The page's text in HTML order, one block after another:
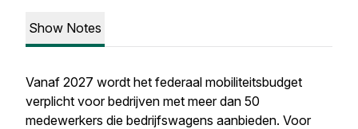
Show Notes
Vanaf 2027 wordt het federaal mobiliteitsbudget
verplicht voor bedrijven met meer dan 50
medewerkers die bedrijfswagens aanbieden. Voor